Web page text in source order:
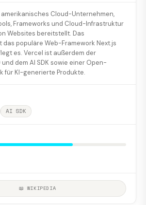
Cloud-Unternehmen,
Frameworks und Cloud-Infrastruktur
Websites bereitstellt. Das
das populäre Web-Framework Next.js
es. Vercel ist außerdem der
dem AI SDK sowie einer Open-
für KI-generierte Produkte.
AI SDK
📖 WIKIPEDIA